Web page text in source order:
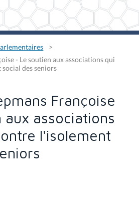
- Le soutien aux associations qui
des seniors
Françoise
associations
l'isolement